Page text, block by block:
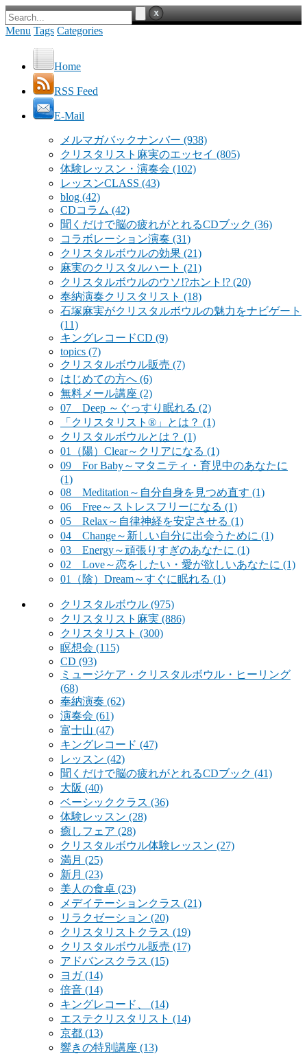
Menu Tags Categories
Home
RSS Feed
E-Mail
メルマガバックナンバー (938)
クリスタリスト麻実のエッセイ (805)
体験レッスン・演奏会 (102)
レッスンCLASS (43)
blog (42)
CDコラム (42)
聞くだけで脳の疲れがとれるCDブック (36)
コラボレーション演奏 (31)
クリスタルボウルの効果 (21)
麻実のクリスタルハート (21)
クリスタルボウルのウソ!?ホント!? (20)
奉納演奏クリスタリスト (18)
石塚麻実がクリスタルボウルの魅力をナビゲート
(11)
キングレコードCD (9)
topics (7)
クリスタルボウル販売 (7)
はじめての方へ (6)
無料メール講座 (2)
07 Deep ～ぐっすり眠れる (2)
「クリスタリスト®」とは？ (1)
クリスタルボウルとは？ (1)
01（陽）Clear～クリアになる (1)
09 For Baby～マタニティ・育児中のあなたに
(1)
08 Meditation～自分自身を見つめ直す (1)
06 Free～ストレスフリーになる (1)
05 Relax～自律神経を安定させる (1)
04 Change～新しい自分に出会うために (1)
03 Energy～頑張りすぎのあなたに (1)
02 Love～恋をしたい・愛が欲しいあなたに (1)
01（陰）Dream～すぐに眠れる (1)
クリスタルボウル (975)
クリスタリスト麻実 (886)
クリスタリスト (300)
瞑想会 (115)
CD (93)
ミュージケア・クリスタルボウル・ヒーリング
(68)
奉納演奏 (62)
演奏会 (61)
富士山 (47)
キングレコード (47)
レッスン (42)
聞くだけで脳の疲れがとれるCDブック (41)
大阪 (40)
ベーシッククラス (36)
体験レッスン (28)
癒しフェア (28)
クリスタルボウル体験レッスン (27)
満月 (25)
新月 (23)
美人の食卓 (23)
メデイテーションクラス (21)
リラクゼーション (20)
クリスタリストクラス (19)
クリスタルボウル販売 (17)
アドバンスクラス (15)
ヨガ(14)
倍音 (14)
キングレコード、 (14)
エステクリスタリスト (14)
京都 (13)
響きの特別講座 (13)